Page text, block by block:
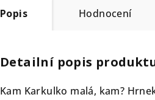
Popis Hodnocení
Detailní popis
Kam Karkulko malá, kam?